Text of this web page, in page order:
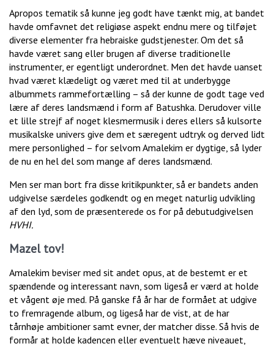
Apropos tematik så kunne jeg godt have tænkt mig, at bandet
havde omfavnet det religiøse aspekt endnu mere og tilføjet
diverse elementer fra hebraiske gudstjenester. Om det så
havde været sang eller brugen af diverse traditionelle
instrumenter, er egentligt underordnet. Men det havde uanset
hvad været klædeligt og været med til at underbygge
albummets rammefortælling – så der kunne de godt tage ved
lære af deres landsmænd i form af Batushka. Derudover ville
et lille strejf af noget klesmermusik i deres ellers så kulsorte
musikalske univers give dem et særegent udtryk og derved lidt
mere personlighed – for selvom Amalekim er dygtige, så lyder
de nu en hel del som mange af deres landsmænd.
Men ser man bort fra disse kritikpunkter, så er bandets anden
udgivelse særdeles godkendt og en meget naturlig udvikling
af den lyd, som de præsenterede os for på debutudgivelsen
HVHI.
Mazel tov!
Amalekim beviser med sit andet opus, at de bestemt er et
spændende og interessant navn, som ligeså er værd at holde
et vågent øje med. På ganske få år har de formået at udgive
to fremragende album, og ligeså har de vist, at de har
tårnhøje ambitioner samt evner, der matcher disse. Så hvis de
formår at holde kadencen eller eventuelt hæve niveauet,